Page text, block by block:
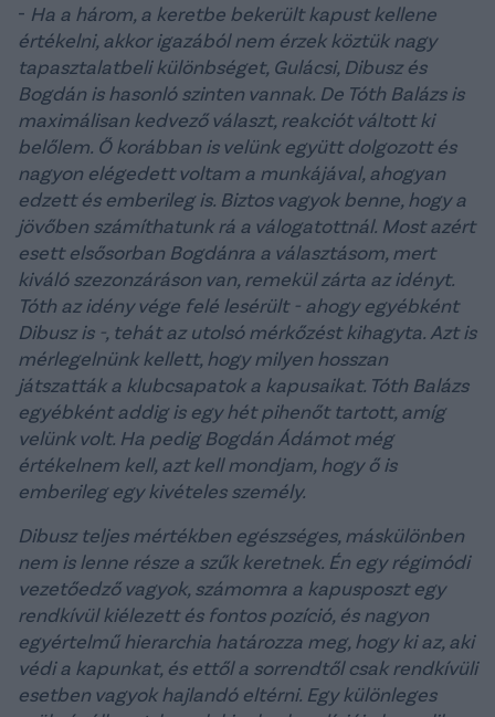
- Ha a három, a keretbe bekerült kapust kellene
értékelni, akkor igazából nem érzek köztük nagy
tapasztalatbeli különbséget, Gulácsi, Dibusz és
Bogdán is hasonló szinten vannak. De Tóth Balázs is
maximálisan kedvező választ, reakciót váltott ki
belőlem. Ő korábban is velünk együtt dolgozott és
nagyon elégedett voltam a munkájával, ahogyan
edzett és emberileg is. Biztos vagyok benne, hogy a
jövőben számíthatunk rá a válogatottnál. Most azért
esett elsősorban Bogdánra a választásom, mert
kiváló szezonzáráson van, remekül zárta az idényt.
Tóth az idény vége felé lesérült - ahogy egyébként
Dibusz is -, tehát az utolsó mérkőzést kihagyta. Azt is
mérlegelnünk kellett, hogy milyen hosszan
játszatták a klubcsapatok a kapusaikat. Tóth Balázs
egyébként addig is egy hét pihenőt tartott, amíg
velünk volt. Ha pedig Bogdán Ádámot még
értékelnem kell, azt kell mondjam, hogy ő is
emberileg egy kivételes személy.
Dibusz teljes mértékben egészséges, máskülönben
nem is lenne része a szűk keretnek. Én egy régimódi
vezetőedző vagyok, számomra a kapusposzt egy
rendkívül kiélezett és fontos pozíció, és nagyon
egyértelmű hierarchia határozza meg, hogy ki az, aki
védi a kapunkat, és ettől a sorrendtől csak rendkívüli
esetben vagyok hajlandó eltérni. Egy különleges